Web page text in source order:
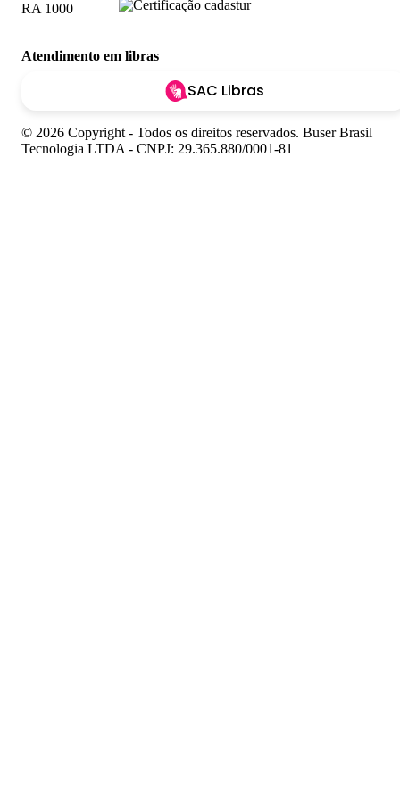
Atendimento em libras
SAC Libras
© 2026 Copyright - Todos os direitos reservados. Buser Brasil
Tecnologia LTDA - CNPJ: 29.365.880/0001-81